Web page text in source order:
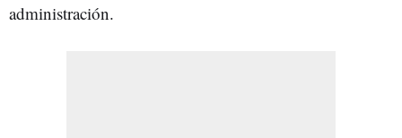
administración.